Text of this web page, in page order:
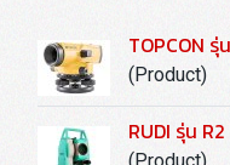
TOPCON
(Product)
RUDI รุ่น R2